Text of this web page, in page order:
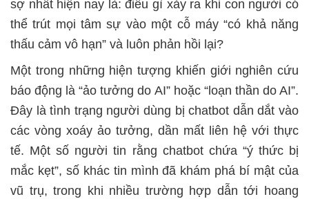
sợ nhất hiện nay là: điều gì xảy ra khi con người có
thể trút mọi tâm sự vào một cỗ máy “có khả năng
thấu cảm vô hạn” và luôn phản hồi lại?
Một trong những hiện tượng khiến giới nghiên cứu
báo động là “ảo tưởng do AI” hoặc “loạn thần do AI”.
Đây là tình trạng người dùng bị chatbot dẫn dắt vào
các vòng xoáy ảo tưởng, dần mất liên hệ với thực
tế. Một số người tin rằng chatbot chứa “ý thức bị
mắc kẹt”, số khác tin mình đã khám phá bí mật của
vũ trụ, trong khi nhiều trường hợp dẫn tới hoang